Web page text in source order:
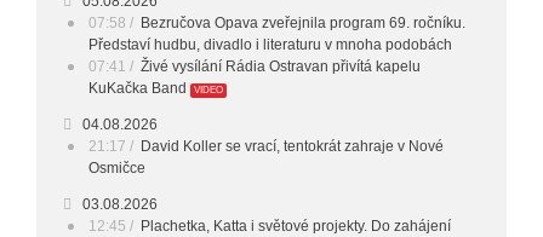
17:00 - 18:00
ŽIVĚ: ROZHOVOR S KAPELOU
KUKAČKA BAND
20:00 - 23:00 VEČERNÍ MIX
23:00 - 00:00
07:58
Bezručova Opava zveřejnila program 69. ročníku.
Představí hudbu, divadlo i literaturu v mnoha podobách
07:41
Živé vysílání Rádia Ostravan přivítá kapelu
KuKačka Band
VIDEO
04.08.2026
21:17
David Koller se vrací, tentokrát zahraje v Nové
Osmičce
03.08.2026
12:45
Plachetka, Katta i světové projekty. Do zahájení